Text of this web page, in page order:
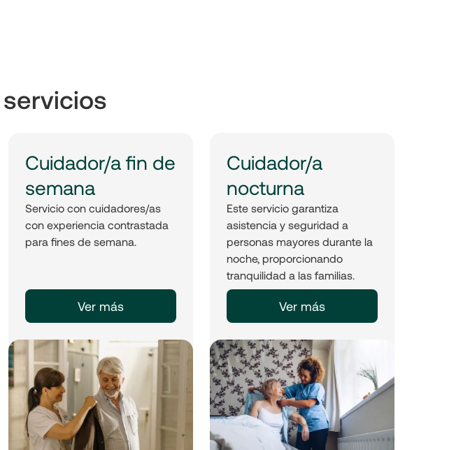
Cuidador/a fin de
semana
Servicio con cuidadores/as
con experiencia contrastada
para fines de semana.
Ver más
Cuidador/a
nocturna
Este servicio garantiza
asistencia y seguridad a
personas mayores durante la
noche, proporcionando
tranquilidad a las familias.
Ver más